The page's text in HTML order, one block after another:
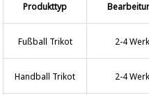
Produkttyp
Fußball Trikot 2-4
Handball Trikot 2-4